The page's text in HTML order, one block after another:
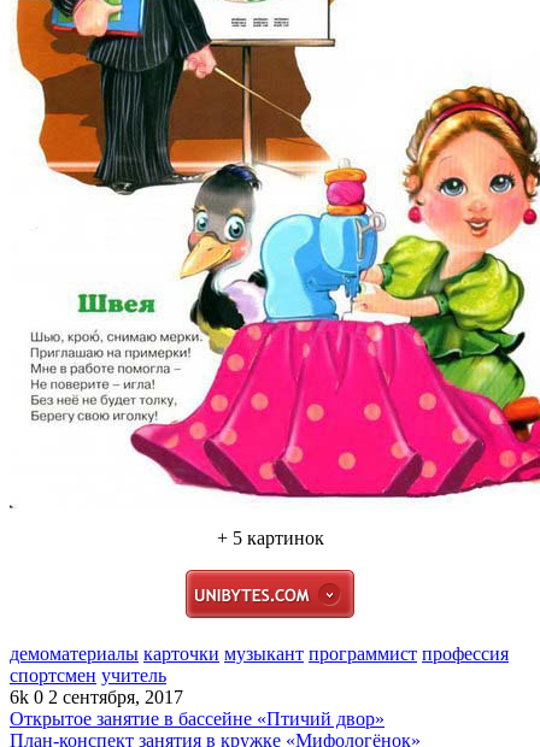
+ 5 картинок
демоматериалы карточки музыкант программист профессия
спортсмен учитель
6k 0 2 сентября, 2017
Открытое занятие в бассейне «Птичий двор»
План-конспект занятия в кружке «Мифологёнок»